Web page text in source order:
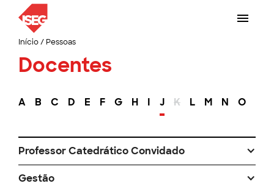
Início/ Pessoas
Docentes
A B C D E F G H I J K L M N O
Professor Catedrático Convidado
Gestão